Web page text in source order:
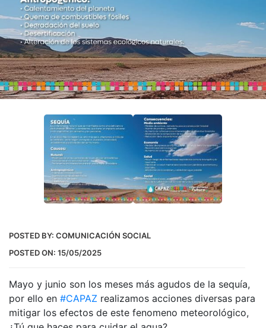
POSTED BY: COMUNICACIÓN SOCIAL
POSTED ON: 15/05/2025
Mayo y junio son los meses más agudos de la sequía,
por ello en #CAPAZ realizamos acciones diversas para
mitigar los efectos de este fenomeno meteorológico,